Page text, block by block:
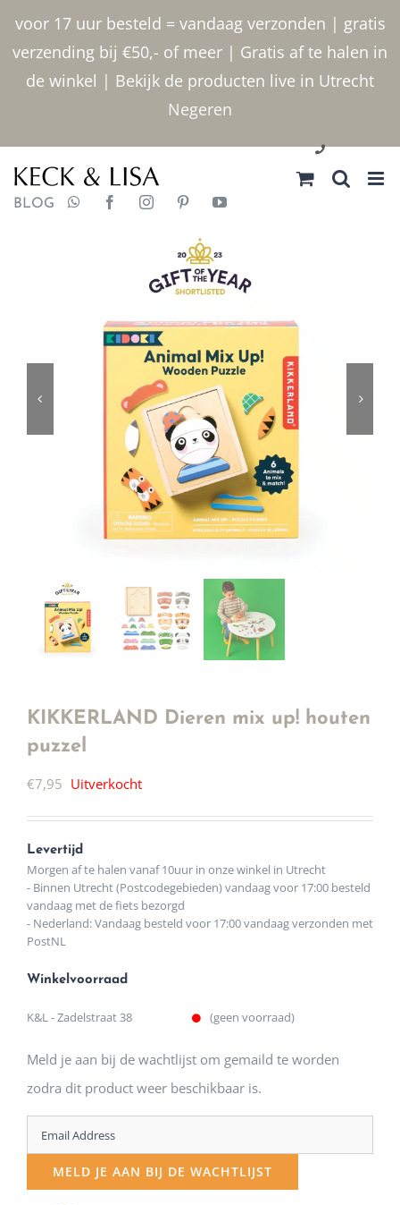
voor 17 uur besteld = vandaag verzonden | gratis
verzending bij €50,- of meer | Gratis af te halen in
de winkel | Bekijk de producten live in Utrecht
Negeren
inhoud
030 2400000
BLOG
KIKKERLAND Dieren mix up! houten
puzzel
€7,95 Uitverkocht
Levertijd
Morgen af te halen vanaf 10uur in onze winkel in Utrecht
- Binnen Utrecht (Postcodegebieden) vandaag voor 17:00 besteld
vandaag met de fiets bezorgd
- Nederland: Vandaag besteld voor 17:00 vandaag verzonden met
PostNL
Winkelvoorraad
K&L - Zadelstraat 38 (geen voorraad)
Meld je aan bij de wachtlijst om gemaild te worden
zodra dit product weer beschikbaar is.
Enter
your
email
MELD JE AAN BIJ DE WACHTLIJST